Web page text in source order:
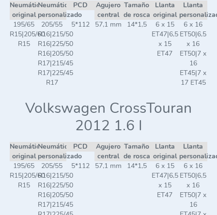
Neumático
original
Neumático
personalizado
PCD
Agujero
central
Tamaño
de rosca
Llanta
original
Llanta
195/65
R15|205/60
R15
205/55
R16|215/50
R16|225/50
R16|205/50
R17|215/45
R17|225/45
R17
5*112 57,1 mm 14*1,5
6 x 15
ET47|6,5
x 15
ET47
6 x 16
ET50|6,5
x 16
ET50|7 x
16
ET45|7 x
17 ET45
Volkswagen CrossTouran
2012 1.6 I
Neumático
original
Neumático
personalizado
PCD
Agujero
central
Tamaño
de rosca
Llanta
original
Llanta
195/65
R15|205/60
R15
205/55
R16|215/50
R16|225/50
R16|205/50
R17|215/45
5*112 57,1 mm 14*1,5
6 x 15
ET47|6,5
x 15
ET47
6 x 16
ET50|6,5
x 16
ET50|7 x
16